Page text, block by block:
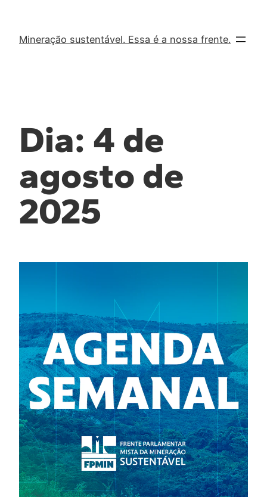
Mineração sustentável. Essa é a nossa frente.
Dia: 4 de
agosto de
2025